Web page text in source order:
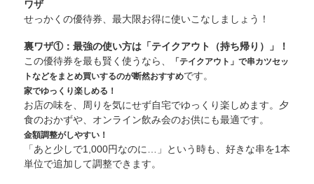
ワザ
せっかくの優待券、最大限お得に使いこなしましょう！
裏ワザ①：最強の使い方は「テイクアウト（持ち帰り）」！
この優待券を最も賢く使うなら、
「テイクアウト」で串カツセッ
トなどをまとめ買いするのが断然おすすめです。
家でゆっくり楽しめる！
お店の味を、周りを気にせず自宅でゆっくり楽しめます。夕
食のおかずや、オンライン飲み会のお供にも最適です。
金額調整がしやすい！
「あと少しで1,000円なのに…」という時も、好きな串を1本
単位で追加して調整できます。